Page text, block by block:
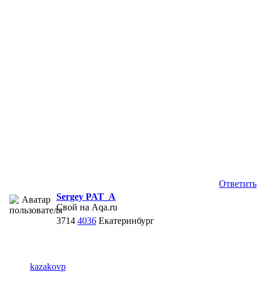
Ответить
Sergey PAT_A
Свой на Aqa.ru
3714 4036 Екатеринбург
kazakovp